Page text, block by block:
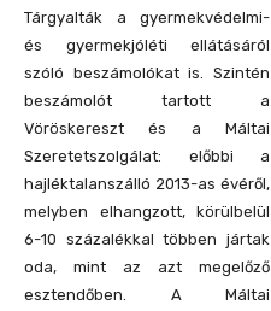
Tárgyalták a gyermekvédelmi-
és gyermekjóléti ellátásáról
szóló beszámolókat is. Szintén
beszámolót tartott a
Vöröskereszt és a Máltai
Szeretetszolgálat: előbbi a
hajléktalanszálló 2013-as évéről,
melyben elhangzott, körülbelül
6-10 százalékkal többen jártak
oda, mint az azt megelőző
esztendőben. A Máltai